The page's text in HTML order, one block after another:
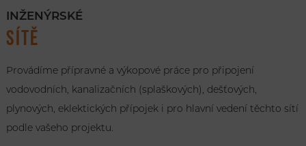
INŽENÝRSKÉ
SÍTĚ
Provádíme přípravné a výkopové práce pro připojení
vodovodních, kanalizačních (splaškových), dešťových,
plynových, eklektických přípojek i pro hlavní vedení těchto sítí
podle vašeho projektu.